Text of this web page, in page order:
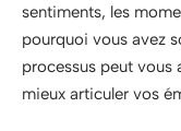
sentiments, les
pourquoi vous avez
processus peut vous
mieux articuler vos